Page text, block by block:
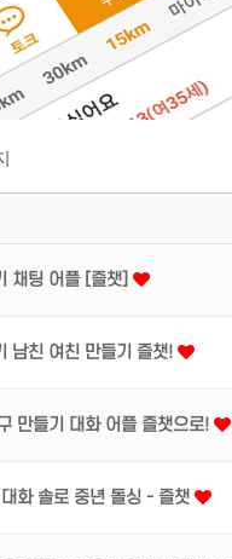
채팅 어플 [즐챗]
남친 여친 만들기 즐챗!
만들기 대화 어플 즐챗으로!
화 솔로 중년 돌싱 - 즐챗